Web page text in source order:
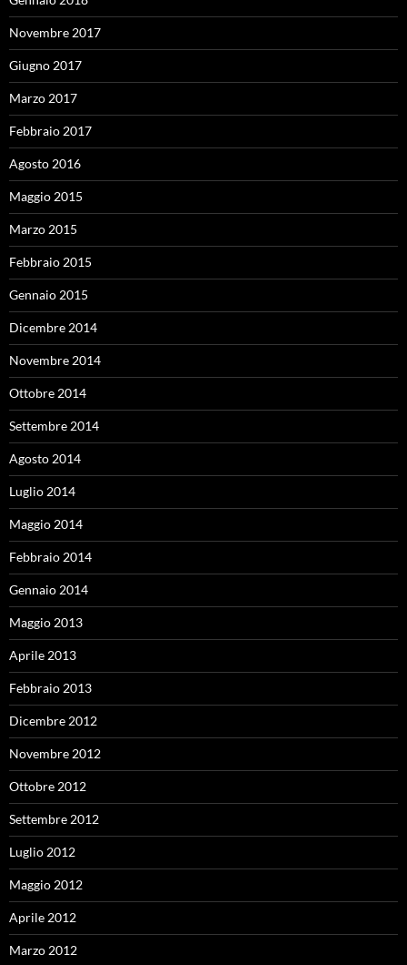
Novembre 2017
Giugno 2017
Marzo 2017
Febbraio 2017
Agosto 2016
Maggio 2015
Marzo 2015
Febbraio 2015
Gennaio 2015
Dicembre 2014
Novembre 2014
Ottobre 2014
Settembre 2014
Agosto 2014
Luglio 2014
Maggio 2014
Febbraio 2014
Gennaio 2014
Maggio 2013
Aprile 2013
Febbraio 2013
Dicembre 2012
Novembre 2012
Ottobre 2012
Settembre 2012
Luglio 2012
Maggio 2012
Aprile 2012
Marzo 2012